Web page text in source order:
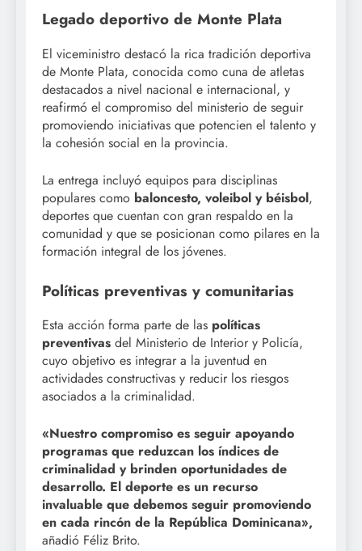
Legado deportivo de Monte Plata
El viceministro destacó la rica tradición deportiva
de Monte Plata, conocida como cuna de atletas
destacados a nivel nacional e internacional, y
reafirmó el compromiso del ministerio de seguir
promoviendo iniciativas que potencien el talento y
la cohesión social en la provincia.
La entrega incluyó equipos para disciplinas
populares como baloncesto, voleibol y béisbol,
deportes que cuentan con gran respaldo en la
comunidad y que se posicionan como pilares en la
formación integral de los jóvenes.
Políticas preventivas y comunitarias
Esta acción forma parte de las políticas
preventivas del Ministerio de Interior y Policía,
cuyo objetivo es integrar a la juventud en
actividades constructivas y reducir los riesgos
asociados a la criminalidad.
«Nuestro compromiso es seguir apoyando
programas que reduzcan los índices de
criminalidad y brinden oportunidades de
desarrollo. El deporte es un recurso
invaluable que debemos seguir promoviendo
en cada rincón de la República Dominicana»,
añadió Féliz Brito.